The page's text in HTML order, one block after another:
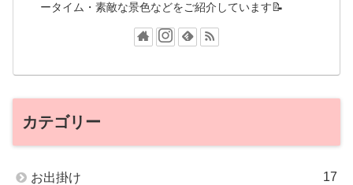
ータイム・素敵な景色などをご紹介しています📝
カテゴリー
お出掛け 17